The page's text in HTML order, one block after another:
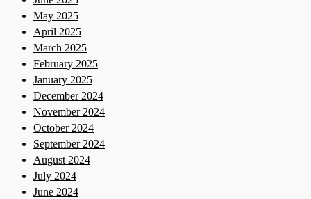
May 2025
April 2025
March 2025
February 2025
January 2025
December 2024
November 2024
October 2024
September 2024
August 2024
July 2024
June 2024